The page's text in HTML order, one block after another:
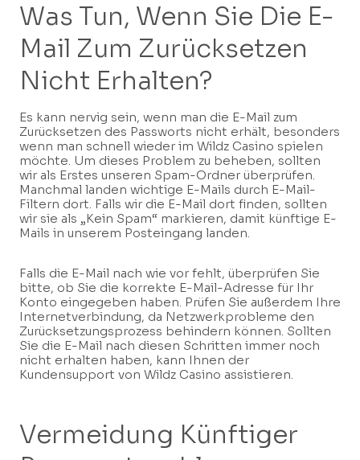
Was Tun, Wenn Sie Die E-
Mail Zum Zurücksetzen
Nicht Erhalten?
Es kann nervig sein, wenn man die E-Mail zum
Zurücksetzen des Passworts nicht erhält, besonders
wenn man schnell wieder im Wildz Casino spielen
möchte. Um dieses Problem zu beheben, sollten
wir als Erstes unseren Spam-Ordner überprüfen.
Manchmal landen wichtige E-Mails durch E-Mail-
Filtern dort. Falls wir die E-Mail dort finden, sollten
wir sie als „Kein Spam“ markieren, damit künftige E-
Mails in unserem Posteingang landen.
Falls die E-Mail nach wie vor fehlt, überprüfen Sie
bitte, ob Sie die korrekte E-Mail-Adresse für Ihr
Konto eingegeben haben. Prüfen Sie außerdem Ihre
Internetverbindung, da Netzwerkprobleme den
Zurücksetzungsprozess behindern können. Sollten
Sie die E-Mail nach diesen Schritten immer noch
nicht erhalten haben, kann Ihnen der
Kundensupport von Wildz Casino assistieren.
Vermeidung Künftiger